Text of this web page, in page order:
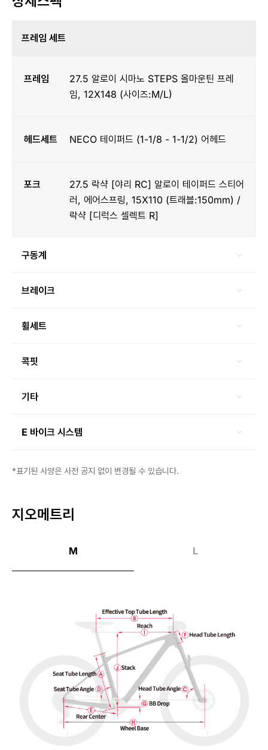
프레임 세트
프레임
27.5 알로이 시마노 STEPS 올마운틴 프레
임, 12X148 (사이즈:M/L)
헤드세트 NECO 테이퍼드 (1-1/8 - 1-1/2) 어헤드
포크
27.5 락샥 [야리 RC] 알로이 테이퍼드 스티어
러, 에어스프링, 15X110 (트래블:150mm) /
락샥 [디럭스 셀렉트 R]
구동계
브레이크
휠세트
콕핏
기타
E 바이크 시스템
*표기된 사양은 사전 공지 없이 변경될 수 있습니다.
지오메트리
M L